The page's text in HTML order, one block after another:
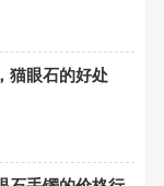
猫眼石的好处